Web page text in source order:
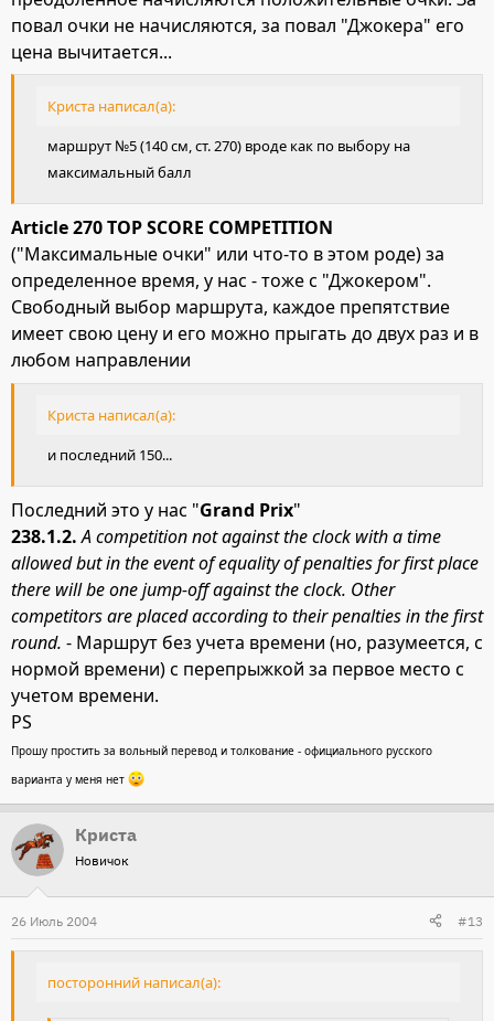
повал очки не начисляются, за повал "Джокера" его
цена вычитается...
Криста написал(а):
маршрут №5 (140 см, ст. 270) вроде как по выбору на
максимальный балл
Article 270 TOP SCORE COMPETITION
("Максимальные очки" или что-то в этом роде) за
определенное время, у нас - тоже с "Джокером".
Свободный выбор маршрута, каждое препятствие
имеет свою цену и его можно прыгать до двух раз и в
любом направлении
Криста написал(а):
и последний 150...
Последний это у нас "Grand Prix"
238.1.2. A competition not against the clock with a time
allowed but in the event of equality of penalties for first place
there will be one jump-off against the clock. Other
competitors are placed according to their penalties in the first
round. - Маршрут без учета времени (но, разумеется, с
нормой времени) с перепрыжкой за первое место с
учетом времени.
PS
Прошу простить за вольный перевод и толкование - официального русского
варианта у меня нет
Криста
Новичок
26 Июль 2004 #13
посторонний написал(а):